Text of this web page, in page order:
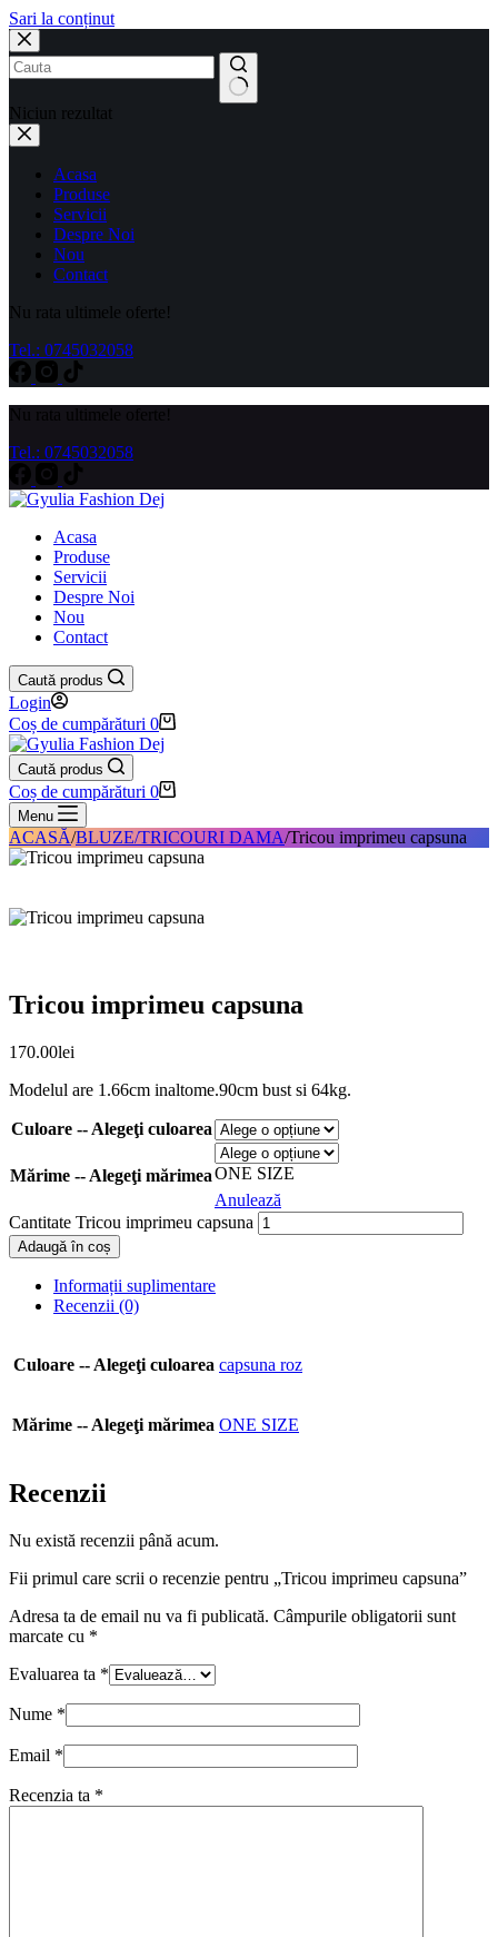
Sari la conținut
Niciun rezultat
Acasa
Produse
Servicii
Despre Noi
Nou
Contact
Nu rata ultimele oferte!
Tel.: 0745032058
Tel.: 0745032058
Acasa
Produse
Servicii
Despre Noi
Nou
Contact
Caută produs
Login
Coș de cumpărături 0
Caută produs
Coș de cumpărături 0
Menu
ACASĂ/BLUZE/TRICOURI DAMA/Tricou imprimeu capsuna
Tricou imprimeu capsuna
170.00lei
Modelul are 1.66cm inaltome.90cm bust si 64kg.
Culoare -- Alegeţi culoarea
Mărime -- Alegeţi mărimeaONE SIZE
Anulează
Cantitate Tricou imprimeu capsuna
Adaugă în coș
Informații suplimentare
Recenzii (0)
Culoare -- Alegeţi culoarea capsuna roz
Mărime -- Alegeţi mărimea ONE SIZE
Recenzii
Nu există recenzii până acum.
Fii primul care scrii o recenzie pentru „Tricou imprimeu capsuna”
Adresa ta de email nu va fi publicată. Câmpurile obligatorii sunt
marcate cu *
Evaluarea ta *
Nume *
Email *
Recenzia ta *